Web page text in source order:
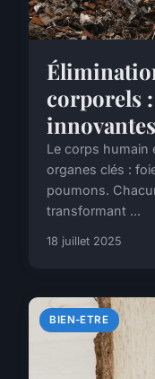
corporels
Le corps humain
organes clés :
poumons.
transformant ...
18 juillet 2025
BIEN-ETRE